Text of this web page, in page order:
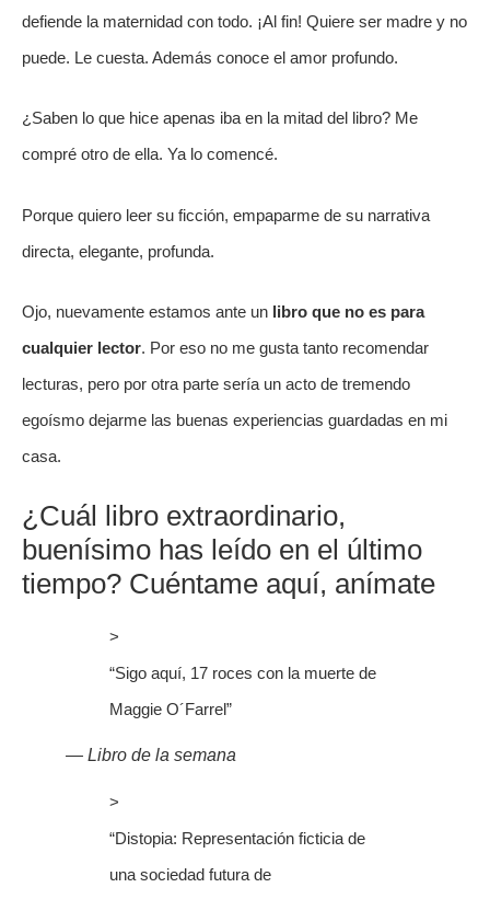
defiende la maternidad con todo. ¡Al fin! Quiere ser madre y no
puede. Le cuesta. Además conoce el amor profundo.
¿Saben lo que hice apenas iba en la mitad del libro? Me
compré otro de ella. Ya lo comencé.
Porque quiero leer su ficción, empaparme de su narrativa
directa, elegante, profunda.
Ojo, nuevamente estamos ante un libro que no es para
cualquier lector. Por eso no me gusta tanto recomendar
lecturas, pero por otra parte sería un acto de tremendo
egoísmo dejarme las buenas experiencias guardadas en mi
casa.
¿Cuál libro extraordinario,
buenísimo has leído en el último
tiempo? Cuéntame aquí, anímate
>
“Sigo aquí, 17 roces con la muerte de
Maggie O´Farrel”
— Libro de la semana
>
“Distopia: Representación ficticia de
una sociedad futura de